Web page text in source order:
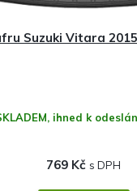
Suzuki Vitara
ihned k
769 Kč